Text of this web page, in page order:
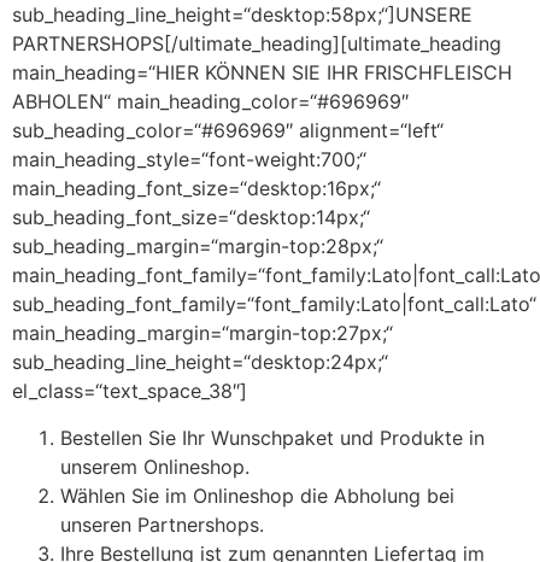
sub_heading_line_height=“desktop:58px;“]UNSERE
PARTNERSHOPS[/ultimate_heading][ultimate_heading
main_heading=“HIER KÖNNEN SIE IHR FRISCHFLEISCH
ABHOLEN“ main_heading_color=“#696969″
sub_heading_color=“#696969″ alignment=“left“
main_heading_style=“font-weight:700;“
main_heading_font_size=“desktop:16px;“
sub_heading_font_size=“desktop:14px;“
sub_heading_margin=“margin-top:28px;“
sub_heading_font_family=“font_family:Lato|font_call:Lato“
main_heading_margin=“margin-top:27px;“
sub_heading_line_height=“desktop:24px;“
el_class=“text_space_38″]
Bestellen Sie Ihr Wunschpaket und Produkte in
unserem Onlineshop.
Wählen Sie im Onlineshop die Abholung bei
unseren Partnershops.
Ihre Bestellung ist zum genannten Liefertag im